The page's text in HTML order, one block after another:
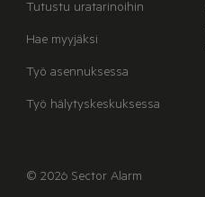
Tutustu uratarinoihin
Hae myyjäksi
Työ asennuksessa
Työ hälytyskeskuksessa
© 2026 Sector Alarm